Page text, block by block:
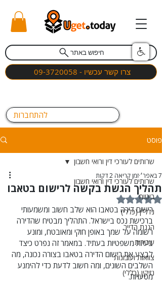
חיפוש באתר
צרו קשר עכשיו - 09-3720058
להתחברות
פוסט
שרותים לעורכי דין ורואי חשבון
ביטוח
נדל"ן (כללי)
הגנת הדייר
שכירות
צוואות ועזבונות
נזיקין (כללי)
שרותים לעורכי דין ורואי חשבון
תהליך הגשת בקשה לרישום בטאבו
7 באפר׳ זמן קריאה 2 דקות
דירוג של NaN מתוך 5 כוכבים
רישום דירה בטאבו הוא שלב חשוב ומשמעותי
ברכישת נכס בישראל. התהליך מבטיח שהדירה
רשומה על שמך באופן חוקי ומאובטח, ומונע
בעיות משפטיות בעתיד. במאמר זה נפרט כיצד
לבצע את רישום הדירה בטאבו בצורה נכונה, מה
השלבים השונים, ומה חשוב לדעת כדי להימנע
מטעויות.